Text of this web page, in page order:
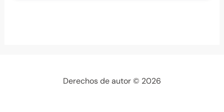
Derechos de autor © 2026